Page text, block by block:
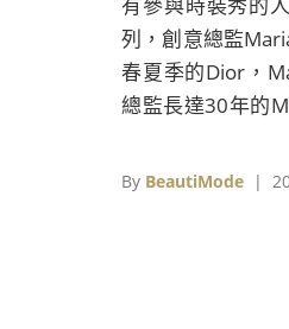
列，創意總監
春夏季的Dior，
總監長達30年的
迪奧先生（
By BeautiMode |